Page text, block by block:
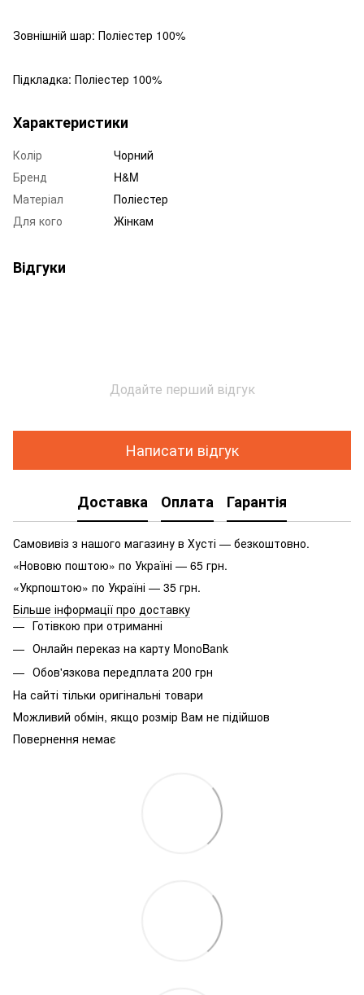
Зовнішній шар: Поліестер 100%
Підкладка: Поліестер 100%
Характеристики
Колір
Чорний
Бренд
H&M
Матеріал
Поліестер
Для кого
Жінкам
Відгуки
Додайте перший відгук
Написати відгук
Доставка Оплата Гарантія
Самовивіз з нашого магазину в Хусті — безкоштовно.
«Нововю поштою» по Україні — 65 грн.
«Укрпоштою» по Україні — 35 грн.
Більше інформації про доставку
Готівкою при отриманні
Онлайн переказ на карту MonoBank
Обов'язкова передплата 200 грн
На сайті тільки оригінальні товари
Можливий обмін, якщо розмір Вам не підійшов
Повернення немає